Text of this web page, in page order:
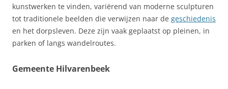
kunstwerken te vinden, variërend van moderne sculpturen
tot traditionele beelden die verwijzen naar de geschiedenis
en het dorpsleven. Deze zijn vaak geplaatst op pleinen, in
parken of langs wandelroutes.
Gemeente Hilvarenbeek